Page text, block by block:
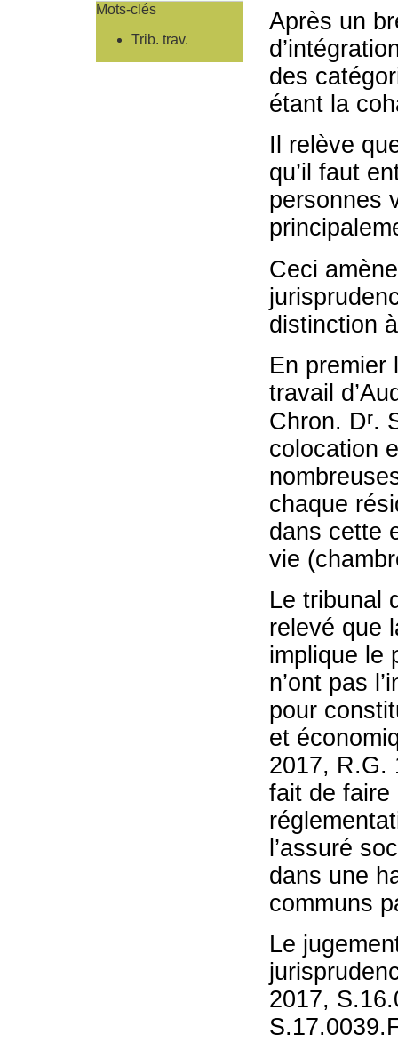
Après un
des
étant la
Il relève
qu’il faut
personnes
Ceci
distinction
En premier
travail
Chron. Dr.
colocation
chaque
dans cette
vie
Le tribunal
relevé que
implique le
n’ont pas
pour
et
2017, R.G.
fait de faire
l’assuré
dans une
communs
Le
2017,
Mots-clés
Trib. trav.